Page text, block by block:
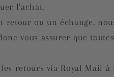
l'achat.
retour ou un échange,
vous assurer que
retours via Royal Mail à